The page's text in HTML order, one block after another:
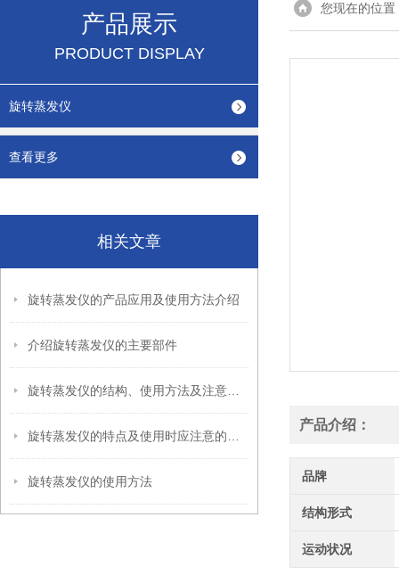
产品展示
PRODUCT DISPLAY
旋转蒸发仪
查看更多
相关文章
旋转蒸发仪的产品应用及使用方法介绍
介绍旋转蒸发仪的主要部件
旋转蒸发仪的使用方法
您现在的位置
产品介绍：
品牌
结构形式
运动状况